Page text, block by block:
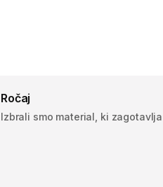
Ročaj
Izbrali smo material, ki